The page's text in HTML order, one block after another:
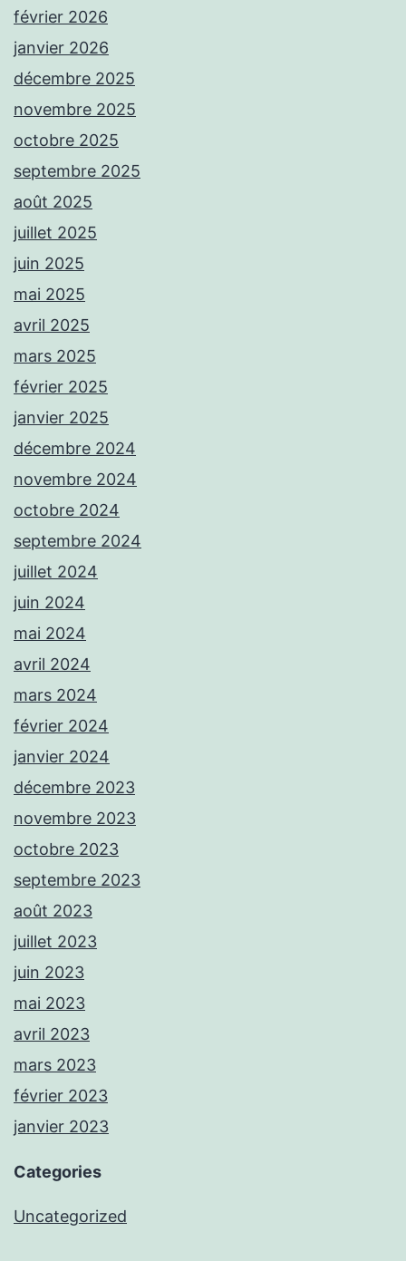
février 2026
janvier 2026
décembre 2025
novembre 2025
octobre 2025
septembre 2025
août 2025
juillet 2025
juin 2025
mai 2025
avril 2025
mars 2025
février 2025
janvier 2025
décembre 2024
novembre 2024
octobre 2024
septembre 2024
juillet 2024
juin 2024
mai 2024
avril 2024
mars 2024
février 2024
janvier 2024
décembre 2023
novembre 2023
octobre 2023
septembre 2023
août 2023
juillet 2023
juin 2023
mai 2023
avril 2023
mars 2023
février 2023
janvier 2023
Categories
Uncategorized